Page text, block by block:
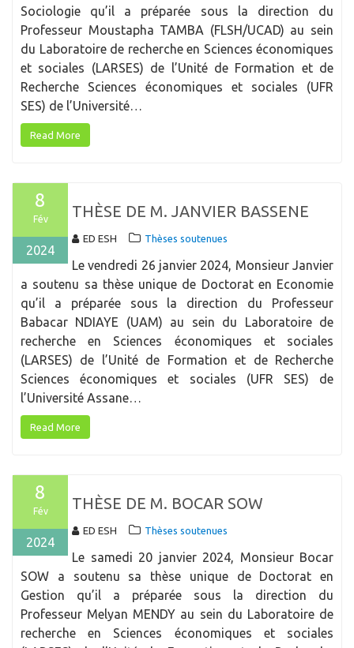
Sociologie qu’il a préparée sous la direction du
Professeur Moustapha TAMBA (FLSH/UCAD) au sein
du Laboratoire de recherche en Sciences économiques
et sociales (LARSES) de l’Unité de Formation et de
Recherche Sciences économiques et sociales (UFR
SES) de l’Université…
Read More
8
Fév
2024
THÈSE DE M. JANVIER BASSENE
ED ESH Thèses soutenues
Le vendredi 26 janvier 2024, Monsieur Janvier
a soutenu sa thèse unique de Doctorat en Economie
qu’il a préparée sous la direction du Professeur
Babacar NDIAYE (UAM) au sein du Laboratoire de
recherche en Sciences économiques et sociales
(LARSES) de l’Unité de Formation et de Recherche
Sciences économiques et sociales (UFR SES) de
l’Université Assane…
Read More
8
Fév
2024
THÈSE DE M. BOCAR SOW
ED ESH Thèses soutenues
Le samedi 20 janvier 2024, Monsieur Bocar
SOW a soutenu sa thèse unique de Doctorat en
Gestion qu’il a préparée sous la direction du
Professeur Melyan MENDY au sein du Laboratoire de
recherche en Sciences économiques et sociales